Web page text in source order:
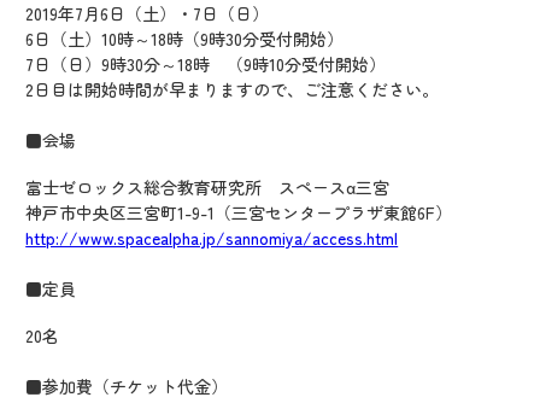
2019年7月6日（土）・7日（日）
6日（土）10時～18時（9時30分受付開始）
7日（日）9時30分～18時 （9時10分受付開始）
2日目は開始時間が早まりますので、ご注意ください。
■会場
富士ゼロックス総合教育研究所 スペースα三宮
神戸市中央区三宮町1-9-1（三宮センタープラザ東館6F）
http://www.spacealpha.jp/sannomiya/access.html
■定員
20名
■参加費（チケット代金）